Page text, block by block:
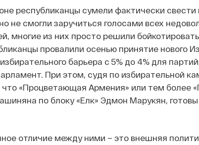
республиканцы сумели фактически
не смогли заручиться голосами всех
многие из них просто решили
провалили осенью принятие нового
барьера с 5% до 4% для
При этом, судя по избирательной
«Процветающая Армения» или тем более
по блоку «Елк» Эдмон Марукян,
отличие между ними – это внешняя